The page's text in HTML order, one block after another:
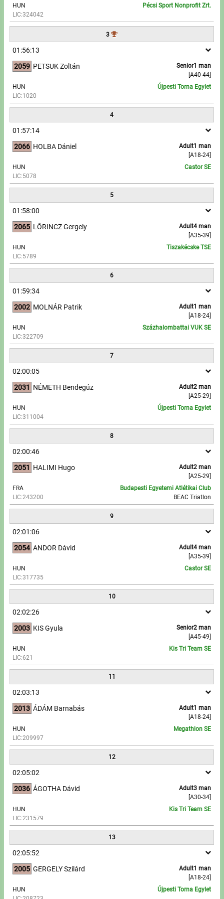
Write to Us!
Partners, sponsors
Accomodation offers
Impressum
HUN
LIC:324042
Pécsi Sport Nonprofit Zrt.
3
01:56:13
2059
Senior1 man
[A40-44]
PETSUK Zoltán
HUN
LIC:1020
Újpesti Torna Egylet
4
01:57:14
2066
Adult1 man
[A18-24]
HOLBA Dániel
HUN
LIC:5078
Castor SE
5
01:58:00
2065
Adult4 man
[A35-39]
LŐRINCZ Gergely
HUN
LIC:5789
Tiszakécske TSE
6
01:59:34
2002
Adult1 man
[A18-24]
MOLNÁR Patrik
HUN
LIC:322709
Százhalombattai VUK SE
7
02:00:05
2031
Adult2 man
[A25-29]
NÉMETH Bendegúz
HUN
LIC:311004
Újpesti Torna Egylet
8
02:00:46
2051
Adult2 man
[A25-29]
HALIMI Hugo
FRA
LIC:243200
Budapesti Egyetemi Atlétikai Club
BEAC Triatlon
9
02:01:06
2054
Adult4 man
[A35-39]
ANDOR Dávid
HUN
LIC:317735
Castor SE
10
02:02:26
2003
Senior2 man
[A45-49]
KIS Gyula
HUN
LIC:621
Kis Tri Team SE
11
02:03:13
2013
Adult1 man
[A18-24]
ÁDÁM Barnabás
HUN
LIC:209997
Megathlon SE
12
02:05:02
2036
Adult3 man
[A30-34]
ÁGOTHA Dávid
HUN
LIC:231579
Kis Tri Team SE
13
02:05:52
2005
Adult1 man
[A18-24]
GERGELY Szilárd
HUN
Újpesti Torna Egylet